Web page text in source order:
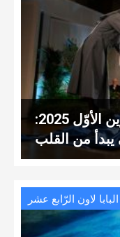
عناوين نشرة الجمعة 3 تشرين الأوّل 2025:
يبدأ من القلب
البابا لاون الرّابع عشر